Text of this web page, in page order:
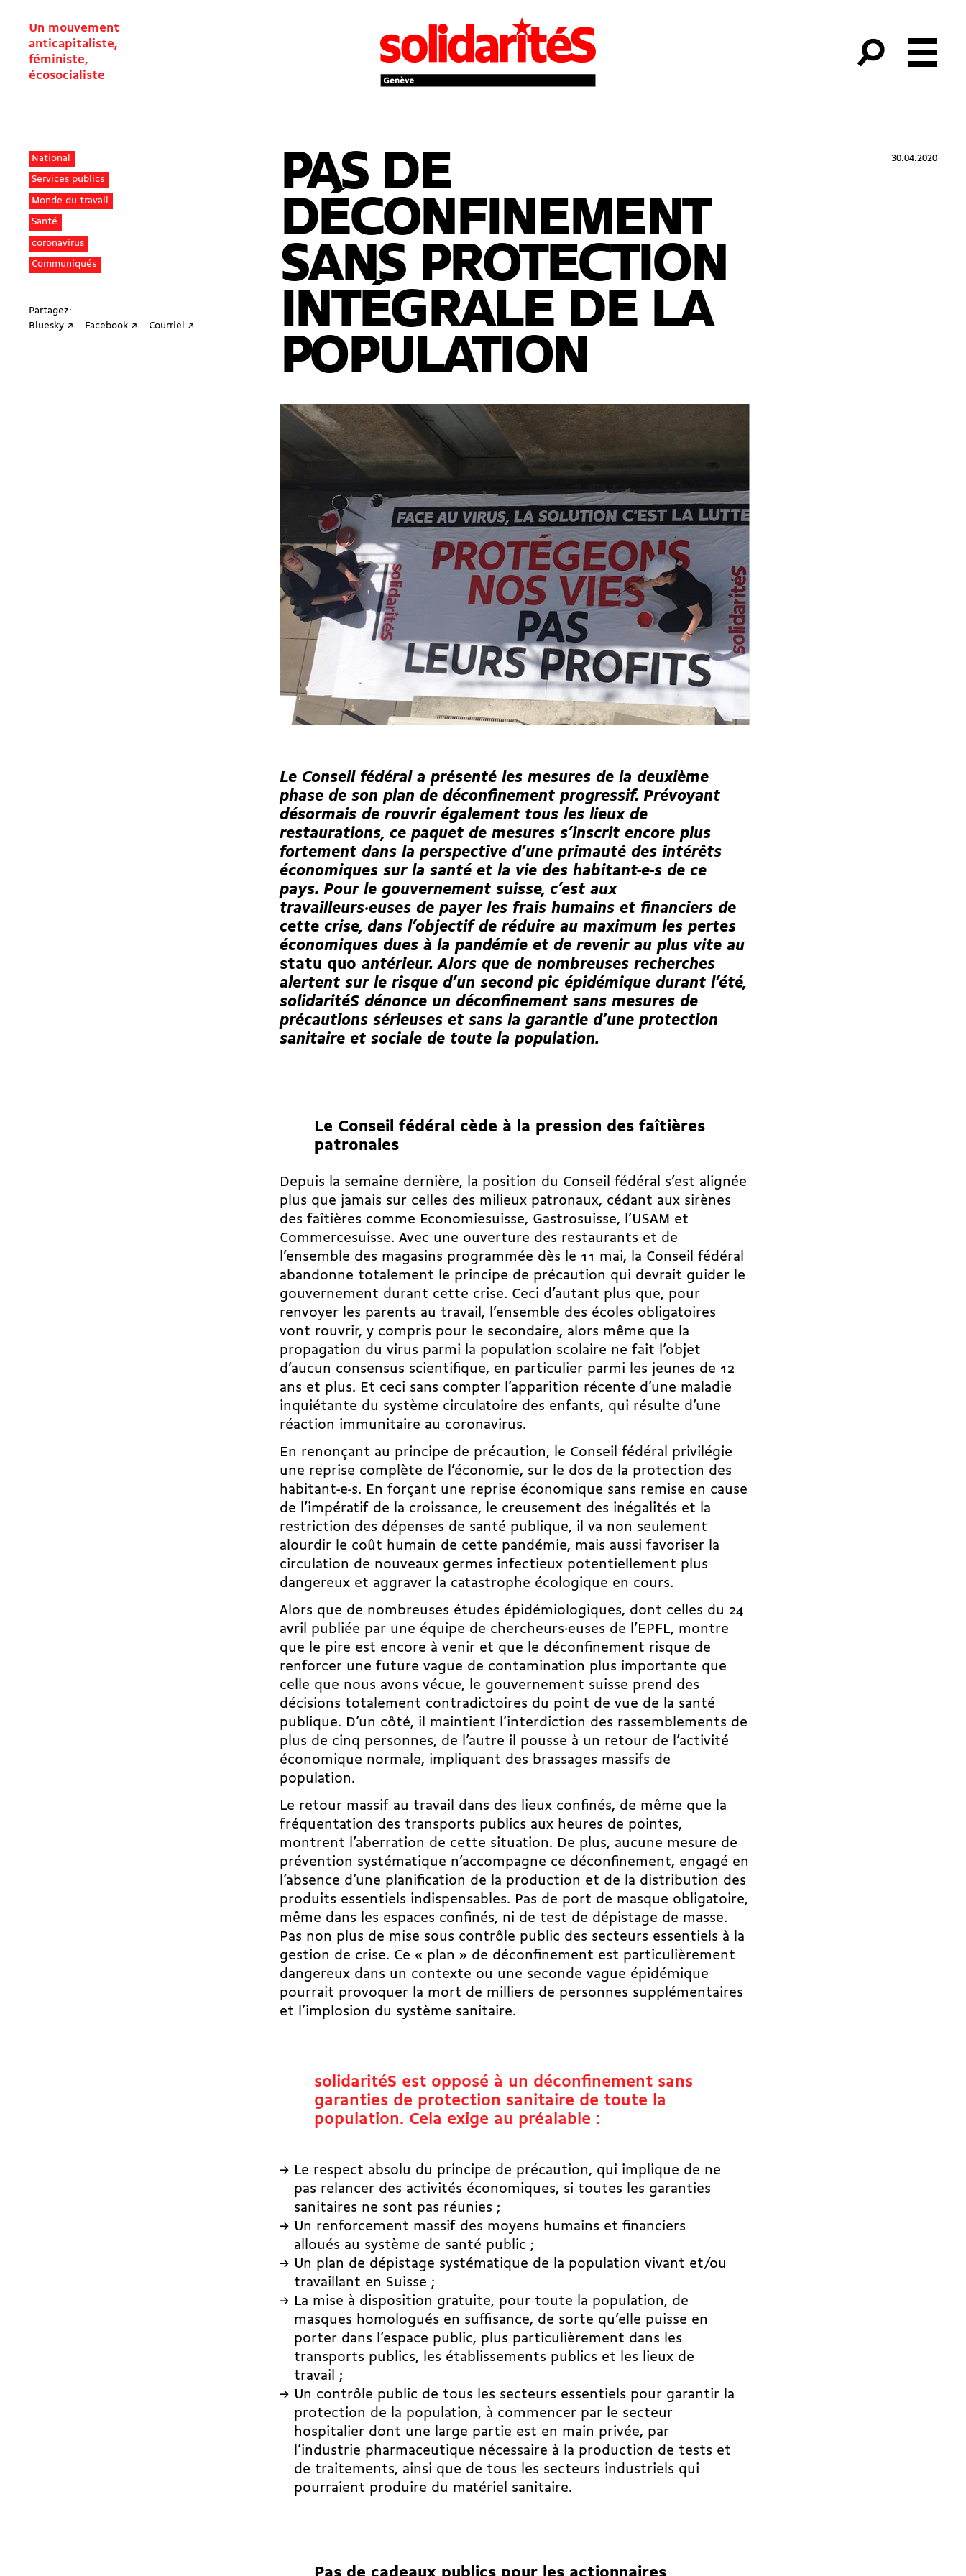
Un mouvement
anticapitaliste,
féministe,
écosocialiste
National
Services publics
Monde du travail
Santé
coronavirus
Communiqués
Partagez:
Bluesky ↗
Facebook ↗ Courriel ↗
30.04.2020
PAS DE
DÉCONFINEMENT
SANS PROTECTION
INTÉGRALE DE LA
POPULATION
Le Conseil fédéral a présenté les mesures de la deuxième
phase de son plan de déconfinement progressif.Prévoyant
désormais de rouvrir également tous les lieux de
restaurations, ce paquet de mesures s’inscrit encore plus
fortement dans la perspective d’une primauté des intérêts
économiques sur la santé et la vie des habitant-e-s de ce
pays. Pour le gouvernement suisse, c’est aux
travailleurs·euses de payer les frais humains et financiers de
cette crise, dans l’objectif de réduire au maximum les pertes
économiques dues à la pandémie et de revenir au plus vite au
statu quo antérieur. Alors que de nombreuses recherches
alertent sur le risque d’un second pic épidémique durant l’été,
solidaritéS dénonce un déconfinement sans mesures de
précautions sérieuses et sans la garantie d’une protection
sanitaire et sociale de toute la population.
Le Conseil fédéral cède à la pression des faîtières
patronales
Depuis la semaine dernière, la position du Conseil fédéral s’est alignée
plus que jamais sur celles des milieux patronaux, cédant aux sirènes
des faîtières comme Economiesuisse, Gastrosuisse, l’USAM et
Commercesuisse. Avec une ouverture des restaurants et de
l’ensemble des magasins programmée dès le 11 mai, la Conseil fédéral
abandonne totalement le principe de précaution qui devrait guider le
gouvernement durant cette crise. Ceci d’autant plus que, pour
renvoyer les parents au travail, l’ensemble des écoles obligatoires
vont rouvrir, y compris pour le secondaire, alors même que la
propagation du virus parmi la population scolaire ne fait l’objet
d’aucun consensus scientifique, en particulier parmi les jeunes de 12
ans et plus. Et ceci sans compter l’apparition récente d’une maladie
inquiétante du système circulatoire des enfants, qui résulte d’une
réaction immunitaire au coronavirus.
En renonçant au principe de précaution, le Conseil fédéral privilégie
une reprise complète de l’économie, sur le dos de la protection des
habitant-e-s. En forçant une reprise économique sans remise en cause
de l’impératif de la croissance, le creusement des inégalités et la
restriction des dépenses de santé publique, il va non seulement
alourdir le coût humain de cette pandémie, mais aussi favoriser la
circulation de nouveaux germes infectieux potentiellement plus
dangereux et aggraver la catastrophe écologique en cours.
Alors que de nombreuses études épidémiologiques, dont celles du 24
avril publiée par une équipe de chercheurs·euses de l’EPFL, montre
que le pire est encore à venir et que le déconfinement risque de
renforcer une future vague de contamination plus importante que
celle que nous avons vécue, le gouvernement suisse prend des
décisions totalement contradictoires du point de vue de la santé
publique. D’un côté, il maintient l’interdiction des rassemblements de
plus de cinq personnes, de l’autre il pousse à un retour de l’activité
économique normale, impliquant des brassages massifs de
population.
Le retour massif au travail dans des lieux confinés, de même que la
fréquentation des transports publics aux heures de pointes,
montrent l’aberration de cette situation. De plus, aucune mesure de
prévention systématique n’accompagne ce déconfinement, engagé en
l’absence d’une planification de la production et de la distribution des
produits essentiels indispensables. Pas de port de masque obligatoire,
même dans les espaces confinés, ni de test de dépistage de masse.
Pas non plus de mise sous contrôle public des secteurs essentiels à la
gestion de crise. Ce « plan » de déconfinement est particulièrement
dangereux dans un contexte ou une seconde vague épidémique
pourrait provoquer la mort de milliers de personnes supplémentaires
et l’implosion du système sanitaire.
solidaritéS est opposé à un déconfinement sans
garanties de protection sanitaire de toute la
population. Cela exige au préalable :
Le respect absolu du principe de précaution, qui implique de ne
pas relancer des activités économiques, si toutes les garanties
sanitaires ne sont pas réunies ;
Un renforcement massif des moyens humains et financiers
alloués au système de santé public ;
Un plan de dépistage systématique de la population vivant et/ou
travaillant en Suisse ;
La mise à disposition gratuite, pour toute la population, de
masques homologués en suffisance, de sorte qu’elle puisse en
porter dans l’espace public, plus particulièrement dans les
transports publics, les établissements publics et les lieux de
travail ;
Un contrôle public de tous les secteurs essentiels pour garantir la
protection de la population, à commencer par le secteur
hospitalier dont une large partie est en main privée, par
l’industrie pharmaceutique nécessaire à la production de tests et
de traitements, ainsi que de tous les secteurs industriels qui
pourraient produire du matériel sanitaire.